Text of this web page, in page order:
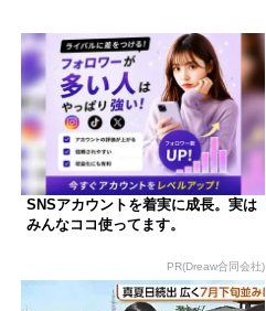
SNSアカウントを着実に成長。実は
みんなココ使ってます。
PR(Dreaw合同会社)